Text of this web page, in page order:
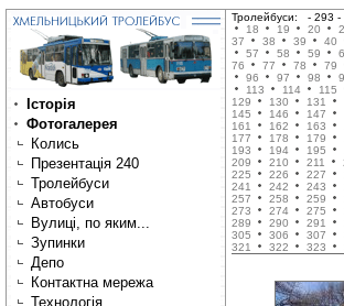
Історія
Фотогалерея
Колись
Презентація 240
Тролейбуси
Автобуси
Вулиці, по яким...
Зупинки
Депо
Контактна мережа
Технологія
Тролейбуси: - 293
18
19 20
37
38 39 40
57
58 59
76
77 78 79
96
97 98
113
114 115
129
130 131
145
146 147
161
162 163
177
178 179
193
194 195
209
210 211
225
226 227
241
242 243
257
258 259
273
274 275
289
290 291
305
306 307
321
322 323